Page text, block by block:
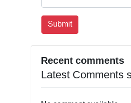
Recent comments
Latest Comments